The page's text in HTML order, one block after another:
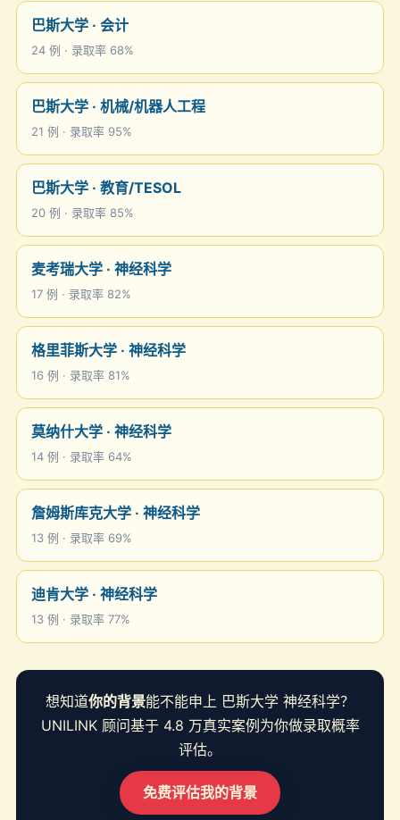
巴斯大学 · 会计
24 例 · 录取率 68%
巴斯大学 · 机械/机器人工程
21 例 · 录取率 95%
巴斯大学 · 教育/TESOL
20 例 · 录取率 85%
麦考瑞大学 · 神经科学
17 例 · 录取率 82%
格里菲斯大学 · 神经科学
16 例 · 录取率 81%
莫纳什大学 · 神经科学
14 例 · 录取率 64%
詹姆斯库克大学 · 神经科学
13 例 · 录取率 69%
迪肯大学 · 神经科学
13 例 · 录取率 77%
想知道你的背景能不能申上 巴斯大学 神经科学？
UNILINK 顾问基于 4.8 万真实案例为你做录取概率
评估。
免费评估我的背景